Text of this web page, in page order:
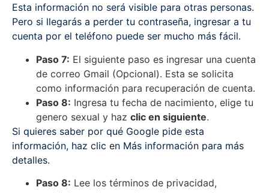
Esta información no será visible para otras personas.
Pero si llegarás a perder tu contraseña, ingresar a tu
cuenta por el teléfono puede ser mucho más fácil.
Paso 7: El siguiente paso es ingresar una cuenta
de correo Gmail (Opcional). Esta se solicita
como información para recuperación de cuenta.
Paso 8: Ingresa tu fecha de nacimiento, elige tu
genero sexual y haz clic en siguiente.
Si quieres saber por qué Google pide esta
información, haz clic en Más información para más
detalles.
Paso 8: Lee los términos de privacidad,